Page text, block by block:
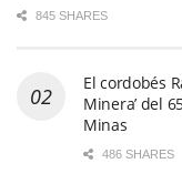
845 SHARES
El cordobés
Minera’ del
Minas
486 SHARES